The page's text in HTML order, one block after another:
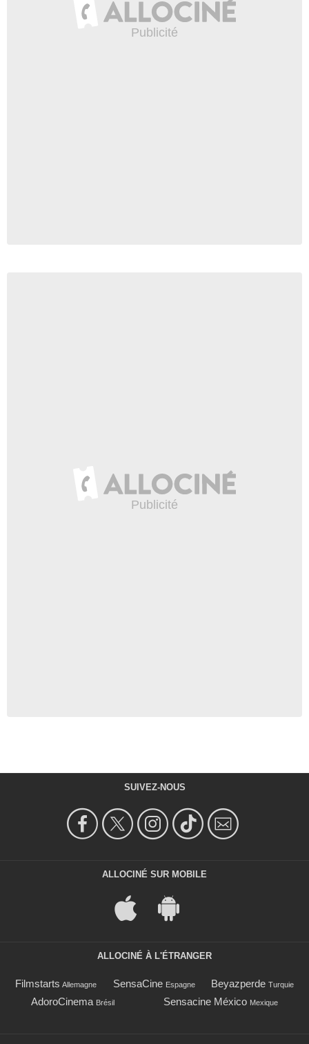
SUIVEZ-NOUS
ALLOCINÉ SUR MOBILE
ALLOCINÉ À L'ÉTRANGER
Filmstarts Allemagne SensaCine Espagne Beyazperde Turquie
AdoroCinema Brésil Sensacine México Mexique